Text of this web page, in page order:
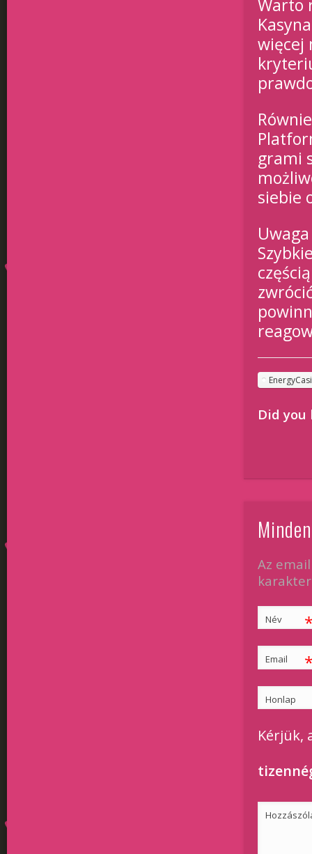
Warto
więcej
grami
siebie
Did
Az
Név
Email
Honlap
Kérjük,